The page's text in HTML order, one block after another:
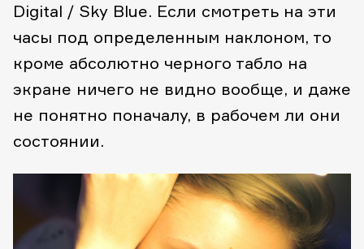
Digital / Sky Blue. Если смотреть на эти
часы под определенным наклоном, то
кроме абсолютно черного табло на
экране ничего не видно вообще, и даже
не понятно поначалу, в рабочем ли они
состоянии.